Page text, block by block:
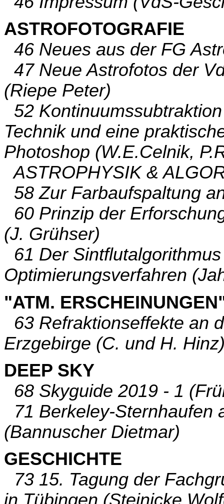
ASTROFOTOGRAFIE
46 Neues aus der FG
47 Neue Astrofotos der
(Riepe Peter)
52
Technik und eine
Photoshop (W.E.Celnik,
ASTROPHYSIK &
58 Zur Farbaufspaltung
60 Prinzip der
(J. Grühser)
61 Der
Optimierungsverfahren
"ATM.
63 Refraktionseffekte an
Erzgebirge (C. und H.
DEEP SKY
68 Skyguide 2019 - 1
71 Berkeley-Sternhaufen
(Bannuscher Dietmar)
GESCHICHTE
73 15. Tagung der